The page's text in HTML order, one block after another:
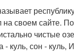
на своем сайте.
чистые
- куль, сон -